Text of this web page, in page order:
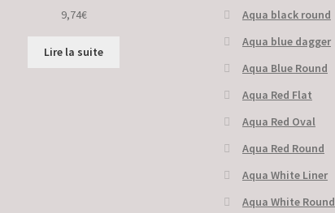
9,74€
Lire la suite
Aqua black round
Aqua blue dagger
Aqua Blue Round
Aqua Red Flat
Aqua Red Oval
Aqua Red Round
Aqua White Liner
Aqua White Round